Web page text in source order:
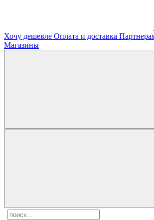
Хочу дешевле Оплата и доставка
Магазины